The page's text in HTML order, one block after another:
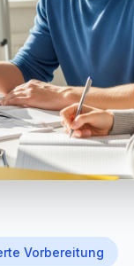
Vorbereitung